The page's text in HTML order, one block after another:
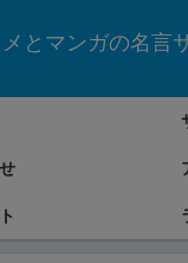
とマンガの名言